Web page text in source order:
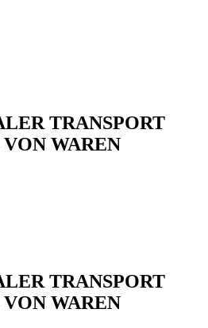
TRANSPORT
WAREN
TRANSPORT
WAREN